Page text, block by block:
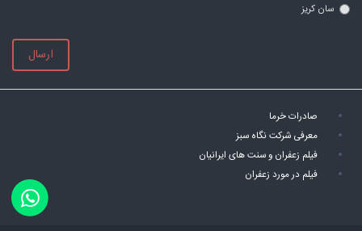
سان کریز
ارسال
صادرات خرما
معرفی شرکت نگاه سبز
فیلم زعفران و سنت های ایرانیان
فیلم در مورد زعفران